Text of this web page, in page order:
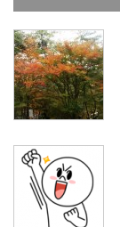
(
新
し
い
ウ
ィ
ン
ド
ウ
で
開
ま
す
ィ
ン
ド
ウ
で
開
き
ま
す
)
(
新
し
い
ウ
ィ
ン
ド
ウ
で
開
ま